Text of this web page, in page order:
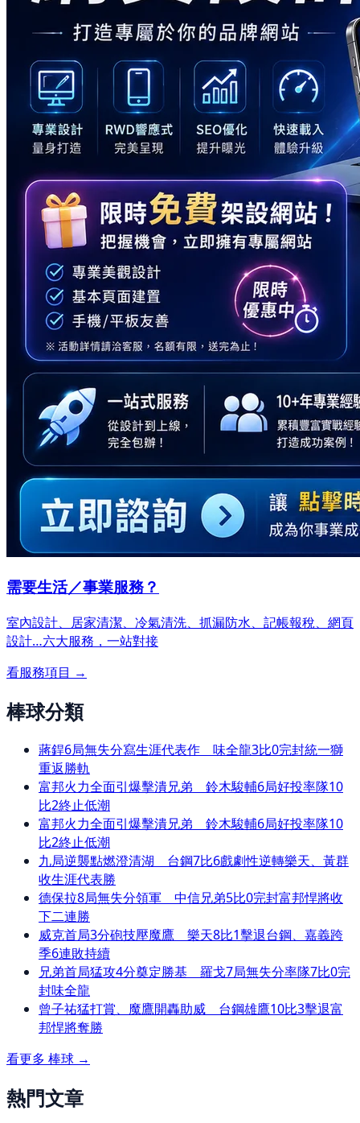
需要生活／事業服務？
室內設計、居家清潔、冷氣清洗、抓漏防水、記帳報稅、網頁
設計…六大服務，一站對接
看服務項目 →
棒球分類
蔣銲6局無失分寫生涯代表作 味全龍3比0完封統一獅
重返勝軌
富邦火力全面引爆擊潰兄弟 鈴木駿輔6局好投率隊10
比2終止低潮
富邦火力全面引爆擊潰兄弟 鈴木駿輔6局好投率隊10
比2終止低潮
九局逆襲點燃澄清湖 台鋼7比6戲劇性逆轉樂天、黃群
收生涯代表勝
德保拉8局無失分領軍 中信兄弟5比0完封富邦悍將收
下二連勝
威克首局3分砲技壓魔鷹 樂天8比1擊退台鋼、嘉義跨
季6連敗持續
兄弟首局猛攻4分奠定勝基 羅戈7局無失分率隊7比0完
封味全龍
曾子祐猛打賞、魔鷹開轟助威 台鋼雄鷹10比3擊退富
邦悍將奪勝
看更多 棒球 →
熱門文章